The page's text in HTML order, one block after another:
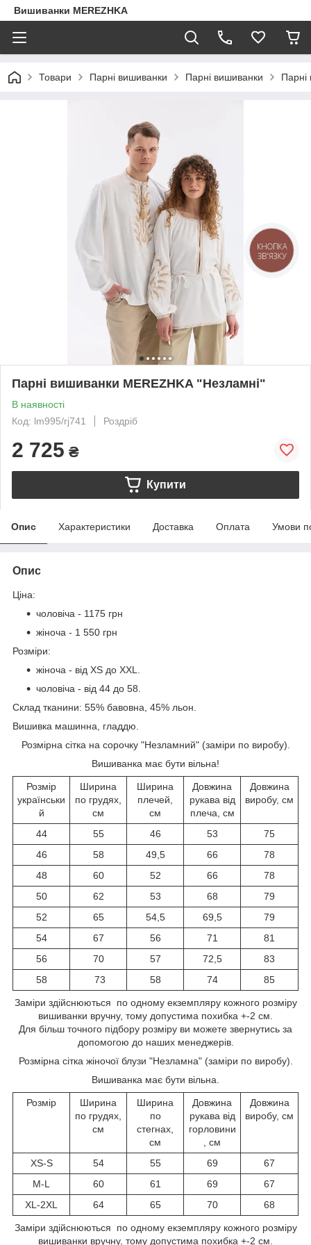
Вишиванки MEREZHKA
Товари Парні вишиванки Парні вишиванки Парні
Парні вишиванки MEREZHKA "Незламні"
В наявності
Код: lm995/rj741
Роздріб
2 725 ₴
Купити
Опис Характеристики Доставка Оплата Умови
Опис
Ціна:
чоловіча - 1175 грн
жіноча - 1 550 грн
Розміри:
жіноча - від XS до ХХL.
чоловіча - від 44 до 58.
Склад тканини: 55% бавовна, 45% льон.
Вишивка машинна, гладдю.
Розмірна сітка на сорочку "Незламний" (заміри по виробу).
Вишиванка має бути вільна!
Розмір
українськи
й
Ширина
по грудях,
см
Ширина
плечей,
см
Довжина
рукава від
плеча, см
Довжина
виробу, см
44 55 46 53
75
46
58 49,5 66
78
48
60 52 66
78
50
62 53 68
79
52
65 54,5 69,5
79
54
67 56 71
81
56
70 57 72,5
83
58
73 58 74 85
Заміри здійснюються по одному екземпляру кожного розміру
вишиванки вручну, тому допустима похибка +-2 см.
Для більш точного підбору розміру ви можете звернутись за
допомогою до наших менеджерів.
Розмірна сітка жіночої блузи "Незламна" (заміри по виробу).
Вишиванка має бути вільна.
Розмір
Ширина
по грудях,
см
Ширина
по
стегнах,
см
Довжина
рукава від
горловини
, см
Довжина
виробу, см
XS-S 54 55 69
67
M-L
60 61 69
67
XL-2XL
64 65 70 68
Заміри здійснюються по одному екземпляру кожного розміру
вишиванки вручну, тому допустима похибка +-2 см.
КНОПКА
ЗВ'ЯЗКУ